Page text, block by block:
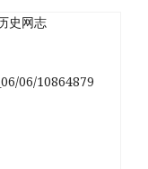
史网志
06/10864879